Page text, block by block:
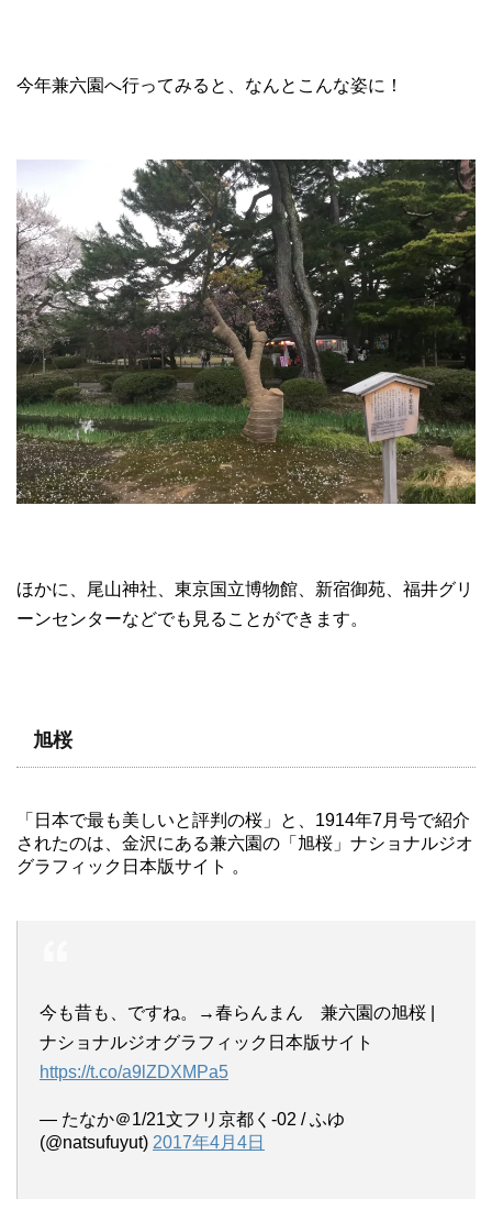
今年兼六園へ行ってみると、なんとこんな姿に！
ほかに、尾山神社、東京国立博物館、新宿御苑、福井グリ
ーンセンターなどでも見ることができます。
旭桜
「日本で最も美しいと評判の桜」と、1914年7月号で紹介
されたのは、金沢にある兼六園の「旭桜」ナショナルジオ
グラフィック日本版サイト 。
今も昔も、ですね。→春らんまん 兼六園の旭桜 |
ナショナルジオグラフィック日本版サイト
https://t.co/a9lZDXMPa5
— たなか＠1/21文フリ京都く-02 / ふゆ
(@natsufuyut) 2017年4月4日